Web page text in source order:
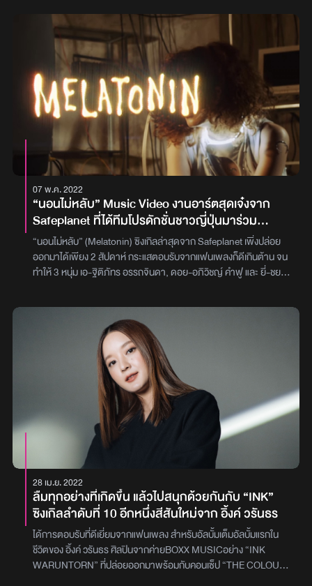
เตรียมนับถอยหลังสู่ 1 ล้านวิวแรกกันแล้ว สำหรับ “เกินต้าน”
(TooCute)เป็น Special Single ที่นำเอาคำฮิตติดปากของคนในยุคนี้
มาใช้บอกความรู้สึกเวลาเราเจอใครที่น่ารักมากๆ ว่า “น่ารักเกินต้าน”
แทนความรู้สึกของการแอบรักใครจนควบคุมตัวเองไว้ไม่อยู่ เพราะคนที่
เราหลงรัก มันน่ารักจนเกินต้านจริงๆ โดยผลงานครั้งนี้ยังคงได้ฮาย-
ธันวา เกตุสุวรรณที่เคยร่วมงานกันมาแล้วในเพลง“เด็ด”และ“มู
เตลู”กลับมาดูแลในตำแหน่งโปรดิวเซอร์เช่นเดิม พร้อมด้วยMUKUมา
รับหน้าที่เขียนเนื้อร้องและทำนอง นอกจากเนื้อหาและเมโลดี้ของเพลงนี้ที่
น่ารักมากๆ แล้วSpecial Videoของเพลงนี้ก็น่ารักไม่แพ้กัน ไม่ว่าจะเป็น
เสื้อผ้าหน้าผมที่สดใส รวมไปถึงบรรยากาศทะเลช่างพอดีและลงตัวไป
หมด เป็นเพลงฟังสบายๆ เหมาะสำหรับSummerสามารถเข้าไป
ติดตามชม Special Video“เกินต้าน” (TooCute)จาก 3 สาวPiXXiE
กันได้ที่ YouTube : LIT Entertainment และทุก Music
Streamingภาพ : LIT Entertainment
07 พ.ค. 2022
“นอนไม่หลับ” Music Video งานอาร์ตสุดเจ๋งจาก
Safeplanet ที่ได้ทีมโปรดักชั่นชาวญี่ปุ่นมาร่วม
ออกแบบความรักบนโลก Metaverse
“นอนไม่หลับ” (Melatonin) ซิงเกิลล่าสุดจาก Safeplanet เพิ่งปล่อย
ออกมาได้เพียง 2 สัปดาห์ กระแสตอบรับจากแฟนเพลงก็ดีเกินต้าน จน
ทำให้ 3 หนุ่ม เอ-ฐิติภัทร อรรถจินดา, ดอย-อภิวิชญ์ คำฟู และ ยี่-ชย
และเพื่อเป็นการตอบแทนแฟนเพลงทุกคน Safeplanet จึงขอมอบ
เซอร์ไพรส์พิเศษ ด้วยการปล่อยมิวสิกวีดีโอเพลง “นอนไม่หลับ”
(Melatonin) ซึ่งพวกเขาได้ดึงทีมงานโปรดักชั่นชื่อดังจากประเทศญี่ปุ่น
มาช่วยดีไซน์ตัวมิวสิกวีดีโอร่วมกับสมาชิกในวง แถมทุกๆ ฉากยังถ่ายทำ
และตัดต่อ ส่งตรงมาจากประเทศญี่ปุ่นทั้งหมดอีกด้วย โดยเรื่องราวขอ
งมิวสิกวีดีโอตัวนี้ พูดถึงแอนดรอยด์หนุ่มสาวที่อยู่กันคนละ Metaverse
ซึ่งต่างฝ่ายต่างก็กำลังค้นหาสัญญาณ เพื่อตามหารักแท้ของตัวเอง จน
วันหนึ่งก็ได้ทะลุมิติมาเจอกัน แต่เรื่องราวจะเป็นอย่างไรต่อนั้น ต้องไปรับ
ชมกันในมิวสิกวีดีโอชิ้นนี้บน YouTube : Safeplanet และภายหลังจาก
ปล่อยออกมาให้ชมกัน ยอดผู้ชมก็ทะลุไปกว่า 300,000 ครั้งภายในเวลา
เพียง 24 ชั่วโมงเท่านั้นภาพ : Safeplanet
28 เม.ย. 2022
ลืมทุกอย่างที่เกิดขึ้น แล้วไปสนุกด้วยกันกับ “INK”
ซิงเกิลลำดับที่ 10 อีกหนึ่งสีสันใหม่จาก อิ้งค์ วรันธร
ได้การตอบรับที่ดีเยี่ยมจากแฟนเพลง สำหรับอัลบั้มเต็มอัลบั้มแรกใน
ชีวิตของ อิ้งค์ วรันธร ศิลปินจากค่ายBOXX MUSICอย่าง “INK
WARUNTORN” ที่ปล่อยออกมาพร้อมกับคอนเซ็ป “THE COLOUR